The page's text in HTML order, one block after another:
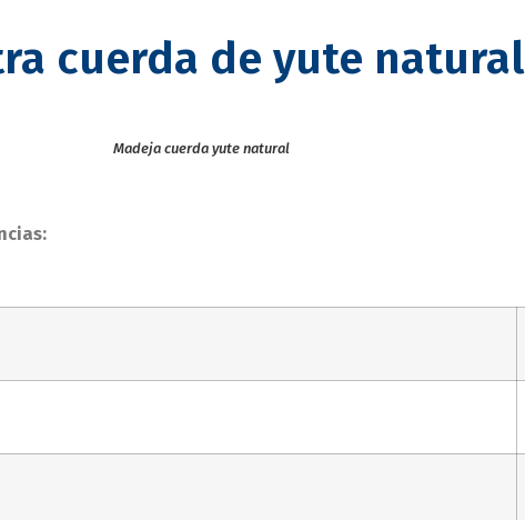
cuerda de yute natural
Madeja cuerda yute natural